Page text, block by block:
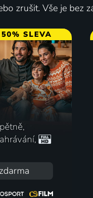
zrušit. Vše je bez
SLEVA
,
zdarma